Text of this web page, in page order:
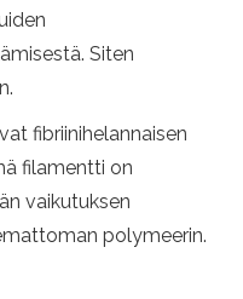
Siten
fibriinihelannaisen
filamentti on
vaikutuksen
polymeerin.